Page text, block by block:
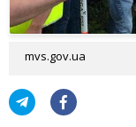
mvs.gov.ua